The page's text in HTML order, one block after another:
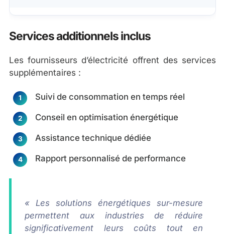
Services additionnels inclus
Les fournisseurs d’électricité offrent des services
supplémentaires :
Suivi de consommation en temps réel
Conseil en optimisation énergétique
Assistance technique dédiée
Rapport personnalisé de performance
« Les solutions énergétiques sur-mesure
permettent aux industries de réduire
significativement leurs coûts tout en